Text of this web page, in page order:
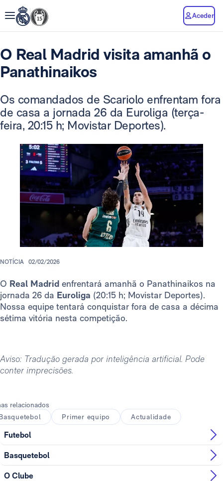
Aceder
O Real Madrid visita amanhã o
Panathinaikos
Os comandados de Scariolo enfrentam fora
de casa a jornada 26 da Euroliga (terça-
feira, 20:15 h; Movistar Deportes).
NOTÍCIA 02/02/2026
O Real Madrid enfrentará amanhã o Panathinaikos na
jornada 26 da Euroliga (20:15 h; Movistar Deportes).
Nossa equipe tentará conquistar fora de casa a décima
sétima vitória nesta competição.
Aviso: Tradução gerada por inteligência artificial. Pode
conter imprecisões.
relacionados
Primer equipo Actualidade
Futebol
Basquetebol
O Clube